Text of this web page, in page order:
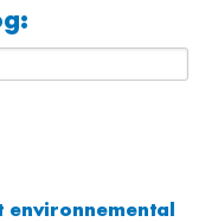
environnemental